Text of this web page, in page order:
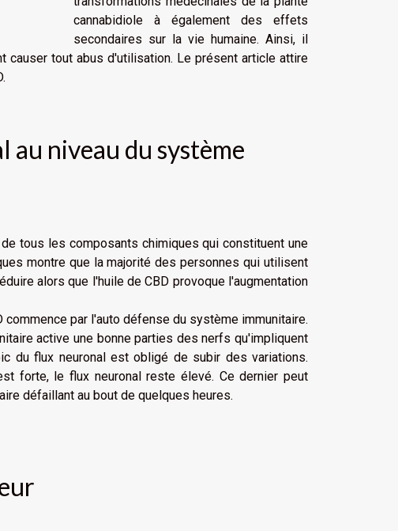
cannabidiole à également des effets
secondaires sur la vie humaine. Ainsi, il
causer tout abus d'utilisation. Le présent article attire
niveau du système
tous les composants chimiques qui constituent une
montre que la majorité des personnes qui utilisent
alors que l'huile de CBD provoque l'augmentation
par l'auto défense du système immunitaire.
active une bonne parties des nerfs qu'impliquent
du flux neuronal est obligé de subir des variations.
forte, le flux neuronal reste élevé. Ce dernier peut
défaillant au bout de quelques heures.